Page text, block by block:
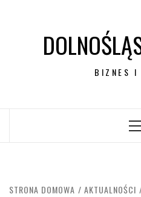
BIZNES I
STRONA DOMOWA AKTUALNOŚCI